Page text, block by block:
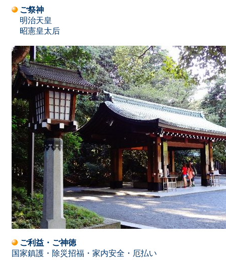
ご祭神
明治天皇
昭憲皇太后
ご利益・ご神徳
国家鎮護・除災招福・家内安全・厄払い